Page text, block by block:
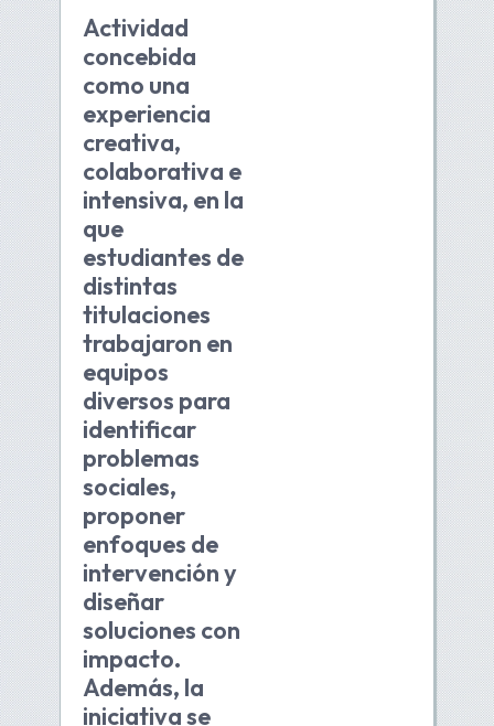
Actividad
concebida
como una
experiencia
creativa,
colaborativa e
intensiva, en la
que
estudiantes de
distintas
titulaciones
trabajaron en
equipos
diversos para
identificar
problemas
sociales,
proponer
enfoques de
intervención y
diseñar
soluciones con
impacto.
Además, la
iniciativa se